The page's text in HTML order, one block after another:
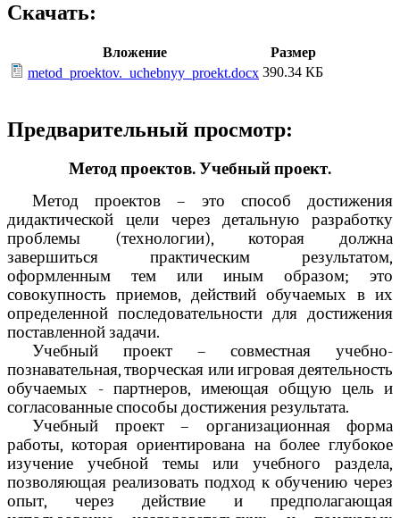
Скачать:
Вложение
Размер
metod_proektov._uchebnyy_proekt.docx 390.34 КБ
Предварительный просмотр:
Метод проектов. Учебный проект.
Метод проектов – это способ достижения
дидактической цели через детальную разработку
проблемы (технологии), которая должна
завершиться практическим результатом,
оформленным тем или иным образом; это
совокупность приемов, действий обучаемых в их
определенной последовательности для достижения
поставленной задачи.
Учебный проект – совместная учебно-
познавательная, творческая или игровая деятельность
обучаемых - партнеров, имеющая общую цель и
согласованные способы достижения результата.
Учебный проект – организационная форма
работы, которая ориентирована на более глубокое
изучение учебной темы или учебного раздела,
позволяющая реализовать подход к обучению через
опыт, через действие и предполагающая